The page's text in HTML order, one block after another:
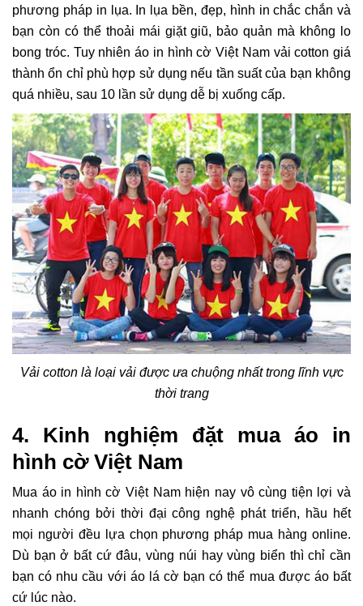
phương pháp in lụa. In lụa bền, đẹp, hình in chắc chắn và
bạn còn có thể thoải mái giặt giũ, bảo quản mà không lo
bong tróc. Tuy nhiên áo in hình cờ Việt Nam vải cotton giá
thành ổn chỉ phù hợp sử dụng nếu tần suất của bạn không
quá nhiều, sau 10 lần sử dụng dễ bị xuống cấp.
Vải cotton là loại vải được ưa chuộng nhất trong lĩnh vực
thời trang
4. Kinh nghiệm đặt mua áo in
hình cờ Việt Nam
Mua áo in hình cờ Việt Nam hiện nay vô cùng tiện lợi và
nhanh chóng bởi thời đại công nghệ phát triển, hầu hết
mọi người đều lựa chọn phương pháp mua hàng online.
Dù bạn ở bất cứ đâu, vùng núi hay vùng biển thì chỉ cần
bạn có nhu cầu với áo lá cờ bạn có thể mua được áo bất
cứ lúc nào.